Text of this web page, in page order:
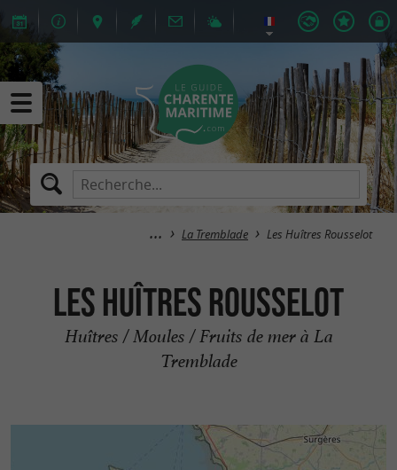
La Tremblade Les Huîtres Rousselot
Les Huîtres Rousselot
Huîtres / Moules / Fruits de mer à La
Tremblade